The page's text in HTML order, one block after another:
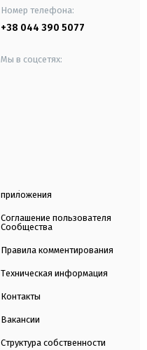
Номер телефона:
+38 044 390 5077
Мы в соцсетях:
приложения
Соглашение пользователя
Сообщества
Правила комментирования
Техническая информация
Контакты
Вакансии
Структура собственности